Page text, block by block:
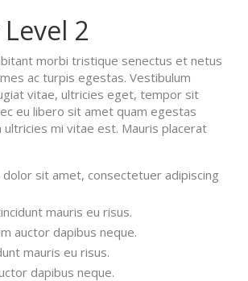
2
morbi tristique senectus et netus
ac turpis egestas. Vestibulum
vitae, ultricies eget, tempor sit
eu libero sit amet quam egestas
ultricies mi vitae est. Mauris placerat
dolor sit amet, consectetuer adipiscing
mauris eu risus.
auctor dapibus neque.
mauris eu risus.
dapibus neque.